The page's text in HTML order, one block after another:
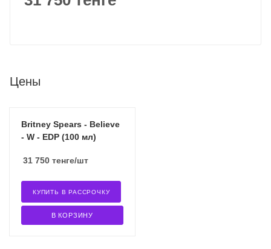
Цены
Britney Spears - Believe
- W - EDP (100 мл)
31 750 тенге/шт
В КОРЗИНУ
КУПИТЬ В РАССРОЧКУ